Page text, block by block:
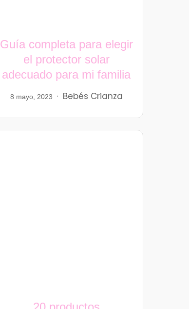
Guía completa para elegir
el protector solar
adecuado para mi familia
8 mayo, 2023 Bebés Crianza